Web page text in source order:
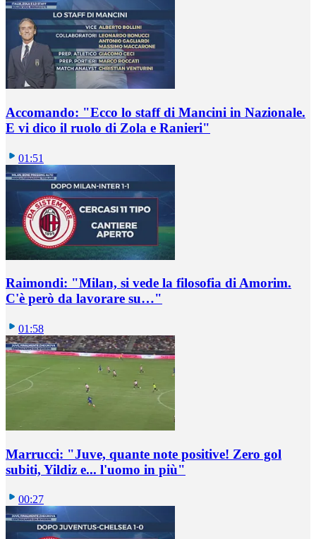
Accomando: "Ecco lo staff di Mancini in Nazionale.
E vi dico il ruolo di Zola e Ranieri"
01:51
Raimondi: "Milan, si vede la filosofia di Amorim.
C'è però da lavorare su…"
01:58
Marrucci: "Juve, quante note positive! Zero gol
subiti, Yildiz e... l'uomo in più"
00:27